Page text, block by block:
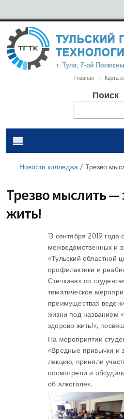
Главная Карта
Поиск
Новости колледжа / Трезво
Трезво мыслить —
жить!
13 сентября 2019
межведомственных и
«Тульский областной
профилактики и
Стечкина» со
тематическое
преимуществах
жизни под названием
здорово жить!»,
На мероприятии
«Вредные привычки и
лекцию, приняли
посмотрели и
об алкоголе».